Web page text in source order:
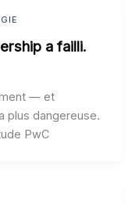
a failli.
— et
plus dangereuse.
PwC